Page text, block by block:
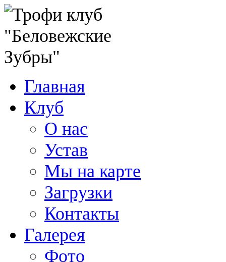
Главная
Клуб
О нас
Устав
Мы на карте
Загрузки
Контакты
Галерея
Фото